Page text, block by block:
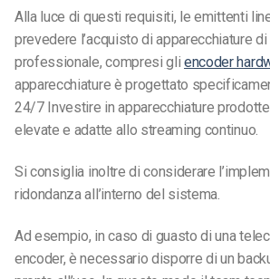
Alla luce di questi requisiti, le emittenti
prevedere l’acquisto di apparecchiature
professionale, compresi gliencoder
apparecchiature è progettato
24/7 Investire in apparecchiature
elevate e adatte allo streaming continuo.
Si consiglia inoltre di considerare
ridondanza all’interno del sistema.
Ad esempio, in caso di guasto di una
encoder, è necessario disporre di un